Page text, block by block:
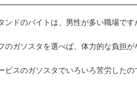
ンドのバイトは、男性が多い職場で
のガソスタを選べば、体力的な負担
ビスのガソスタでいろいろ苦労した